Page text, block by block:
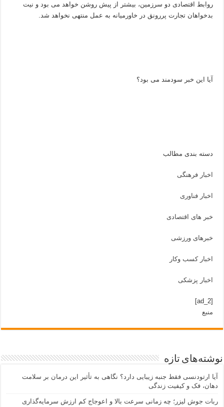
روابط اقتصادی دو سرزمین، بیشتر از پیش روشن خواهد می بود و نیت
بدخواهان تجارت پررونق در خاورمیانه به عمل منتهی نخواهد شد.
آیا این خبر سودمند می بود؟
دسته بندی مطالب
اخبار فرهنگی
اخبار فناوری
خبر های اقتصادی
خبرهای ورزشی
اخبار کسب وکار
اخبار پزشکی
[ad_2]
منبع
نوشته‌های تازه
آیا ارتودنسی فقط جنبه زیبایی دارد؟ نگاهی به تأثیر این درمان بر سلامت
دهان، فک و کیفیت زندگی
ربات جوش لیزر؛ چه زمانی سرعت بالا و اعوجاج کم ارزش سرمایه‌گذاری